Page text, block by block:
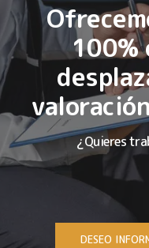
100%
¿Quieres
DESEO